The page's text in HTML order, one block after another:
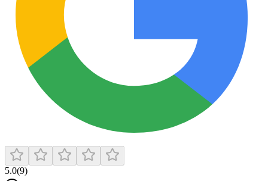
5.0(9)